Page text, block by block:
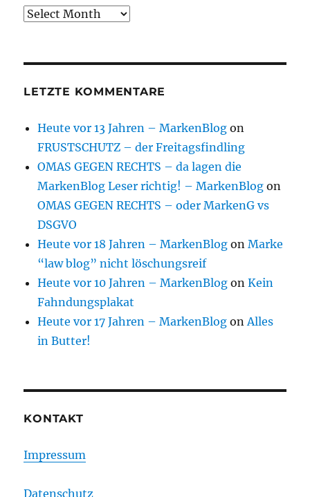
Archive
LETZTE KOMMENTARE
Heute vor 13 Jahren – MarkenBlog on
FRUSTSCHUTZ – der Freitagsfindling
OMAS GEGEN RECHTS – da lagen die
MarkenBlog Leser richtig! – MarkenBlog on
OMAS GEGEN RECHTS – oder MarkenG vs
DSGVO
Heute vor 18 Jahren – MarkenBlog onMarke
“law blog” nicht löschungsreif
Heute vor 10 Jahren – MarkenBlog onKein
Fahndungsplakat
Heute vor 17 Jahren – MarkenBlog onAlles
in Butter!
KONTAKT
Impressum
Datenschutz